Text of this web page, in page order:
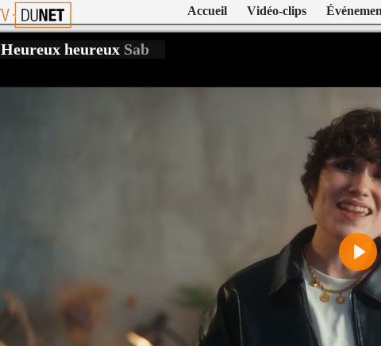
Accueil Vidéo-clips
Play
Heureux heureux Sab